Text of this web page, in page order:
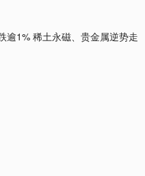
逾1% 稀土永磁、贵金属逆势走